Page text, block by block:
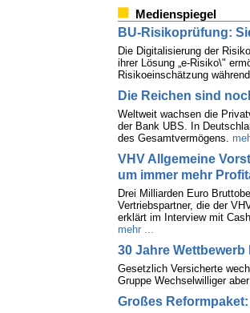
Medienspiegel
BU-Risikoprüfung:
Die Digitalisierung der
ihrer Lösung „e-Risiko\"
Risikoeinschätzung
Die Reichen sind
Weltweit wachsen die
der Bank UBS. In
des Gesamtvermögens.
VHV Allgemeine
um immer mehr
Drei Milliarden Euro
Vertriebspartner, die der
erklärt im Interview mit
mehr ...
30 Jahre
Gesetzlich Versicherte
Gruppe Wechselwilliger
Großes